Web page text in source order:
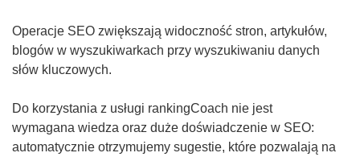
Operacje SEO zwiększają widoczność stron, artykułów,
blogów w wyszukiwarkach przy wyszukiwaniu danych
słów kluczowych.
Do korzystania z usługi rankingCoach nie jest
wymagana wiedza oraz duże doświadczenie w SEO:
automatycznie otrzymujemy sugestie, które pozwalają na